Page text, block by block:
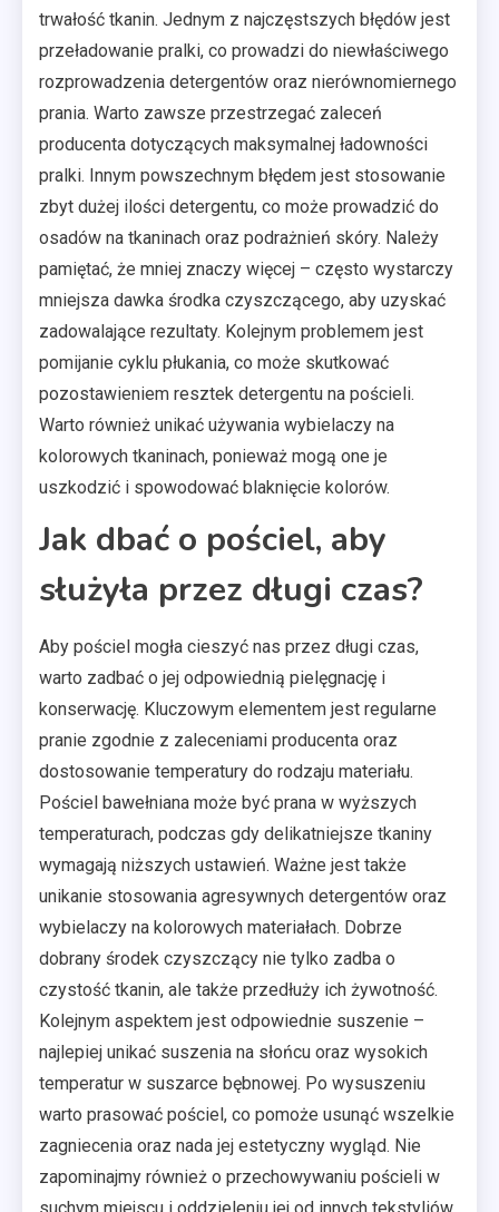
trwałość tkanin. Jednym z najczęstszych błędów jest
przeładowanie pralki, co prowadzi do niewłaściwego
rozprowadzenia detergentów oraz nierównomiernego
prania. Warto zawsze przestrzegać zaleceń
producenta dotyczących maksymalnej ładowności
pralki. Innym powszechnym błędem jest stosowanie
zbyt dużej ilości detergentu, co może prowadzić do
osadów na tkaninach oraz podrażnień skóry. Należy
pamiętać, że mniej znaczy więcej – często wystarczy
mniejsza dawka środka czyszczącego, aby uzyskać
zadowalające rezultaty. Kolejnym problemem jest
pomijanie cyklu płukania, co może skutkować
pozostawieniem resztek detergentu na pościeli.
Warto również unikać używania wybielaczy na
kolorowych tkaninach, ponieważ mogą one je
uszkodzić i spowodować blaknięcie kolorów.
Jak dbać o pościel, aby
służyła przez długi czas?
Aby pościel mogła cieszyć nas przez długi czas,
warto zadbać o jej odpowiednią pielęgnację i
konserwację. Kluczowym elementem jest regularne
pranie zgodnie z zaleceniami producenta oraz
dostosowanie temperatury do rodzaju materiału.
Pościel bawełniana może być prana w wyższych
temperaturach, podczas gdy delikatniejsze tkaniny
wymagają niższych ustawień. Ważne jest także
unikanie stosowania agresywnych detergentów oraz
wybielaczy na kolorowych materiałach. Dobrze
dobrany środek czyszczący nie tylko zadba o
czystość tkanin, ale także przedłuży ich żywotność.
Kolejnym aspektem jest odpowiednie suszenie –
najlepiej unikać suszenia na słońcu oraz wysokich
temperatur w suszarce bębnowej. Po wysuszeniu
warto prasować pościel, co pomoże usunąć wszelkie
zagniecenia oraz nada jej estetyczny wygląd. Nie
zapominajmy również o przechowywaniu pościeli w